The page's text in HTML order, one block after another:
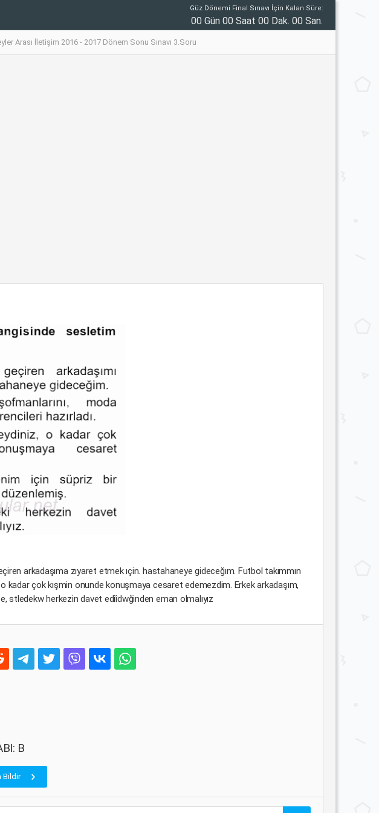
Güz Dönemi Final Sınavı İçin Kalan Süre:
00 Gün 00 Saat 00 Dak. 00 San.
Arası İletişim 2016 - 2017 Dönem Sonu Sınavı 3.Soru
arkadaşıma zıyaret etmek ıçin. hastahaneye gideceğım. Futbol takımmın
kadar çok kışmin onunde konuşmaya cesaret edemezdim. Erkek arkadaşım,
herkezin davet ediîdwğinden eman olmalıyız
B
Bildir